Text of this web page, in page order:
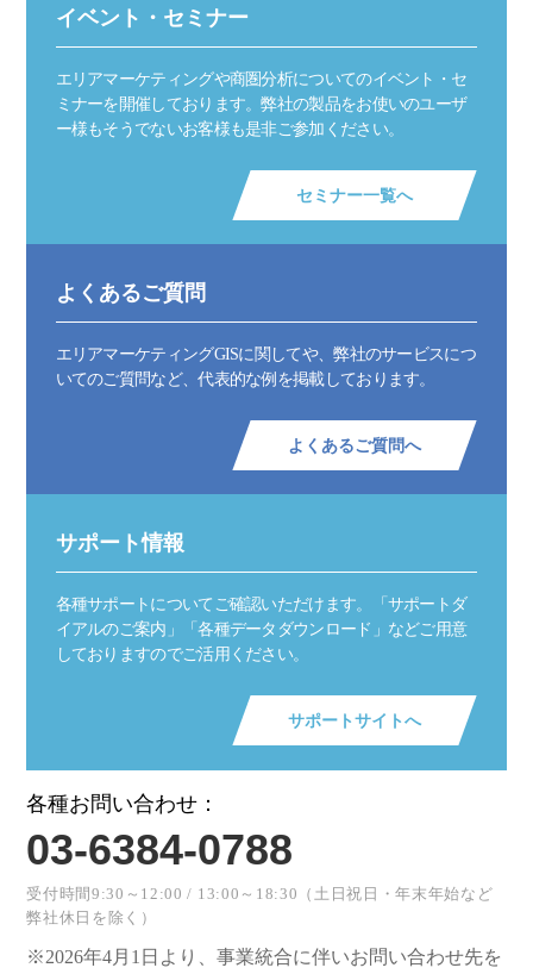
イベント・セミナー
エリアマーケティングや商圏分析についてのイベント・セ
ミナーを開催しております。弊社の製品をお使いのユーザ
ー様もそうでないお客様も是非ご参加ください。
セミナー一覧へ
よくあるご質問
エリアマーケティングGISに関してや、弊社のサービスにつ
いてのご質問など、代表的な例を掲載しております。
よくあるご質問へ
サポート情報
各種サポートについてご確認いただけます。「サポートダ
イアルのご案内」「各種データダウンロード」などご用意
しておりますのでご活用ください。
サポートサイトへ
各種お問い合わせ：
03-6384-0788
受付時間9:30～12:00 / 13:00～18:30（土日祝日・年末年始など
弊社休日を除く）
※2026年4月1日より、事業統合に伴いお問い合わせ先を